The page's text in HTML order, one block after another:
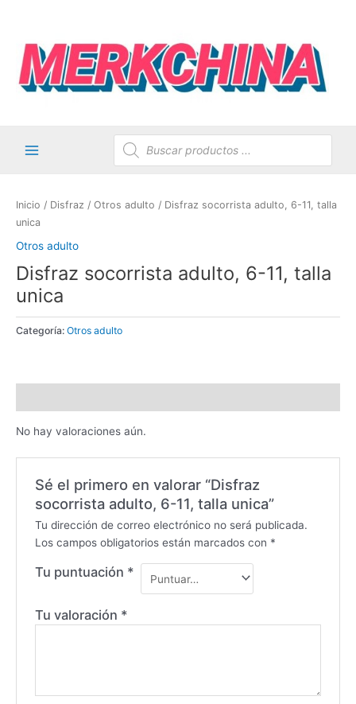
contenido
Búsqueda
de
productos
Inicio / Disfraz / Otros adulto / Disfraz socorrista adulto, 6-11, talla
unica
Otros adulto
Disfraz socorrista adulto, 6-11, talla
unica
Categoría: Otros adulto
No hay valoraciones aún.
Sé el primero en valorar “Disfraz
socorrista adulto, 6-11, talla unica”
Tu dirección de correo electrónico no será publicada.
Los campos obligatorios están marcados con *
Tu puntuación *
Tu valoración *